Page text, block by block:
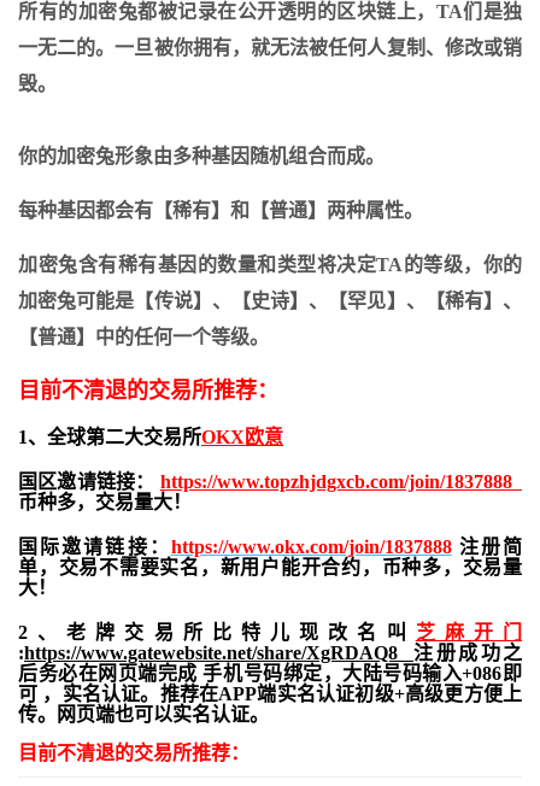
所有的加密兔都被记录在公开透明的区块链上，TA们是独
一无二的。一旦被你拥有，就无法被任何人复制、修改或销
毁。
你的加密兔形象由多种基因随机组合而成。
每种基因都会有【稀有】和【普通】两种属性。
加密兔含有稀有基因的数量和类型将决定TA的等级，你的
加密兔可能是【传说】、【史诗】、【罕见】、【稀有】、
【普通】中的任何一个等级。
目前不清退的交易所推荐：
1、全球第二大交易所OKX欧意
国区邀请链接： https://www.topzhjdgxcb.com/join/1837888
币种多，交易量大！
国际邀请链接： https://www.okx.com/join/1837888注册简
单，交易不需要实名，新用户能开合约， 币种多，交易量
大！
2、老牌交易所比特儿现改名叫 芝麻开门
:https://www.gatewebsite.net/share/XgRDAQ8 注册成功之
后务必在网页端完成 手机号码绑定，大陆号码输入+086即
可 ，实名认证。推荐在APP端实名认证初级+高级更方便上
传。网页端也可以实名认证。
目前不清退的交易所推荐：